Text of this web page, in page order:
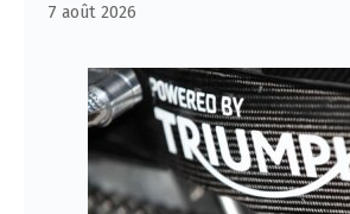
7 août 2026